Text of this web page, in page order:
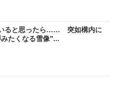
ると思ったら…… 突如構内に
たくなる雪像”...